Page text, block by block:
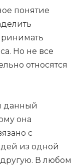
понятие
Но не все
относятся
данный
она
с
из одной
В любом